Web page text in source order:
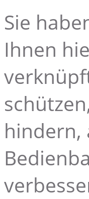
Sie
Ihnen
hindern,